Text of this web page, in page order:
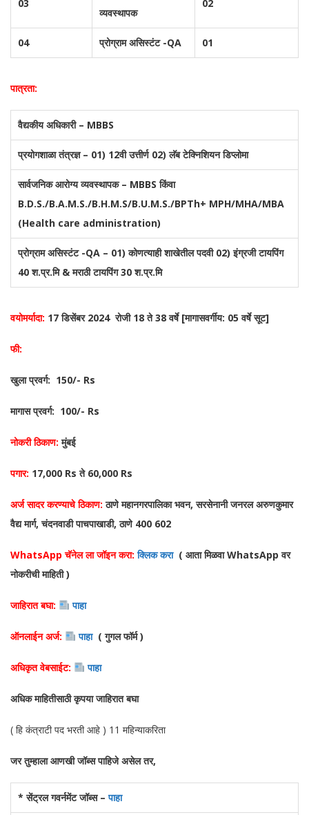
03
व्यवस्थापक
02
04 प्रोग्राम असिस्टंट -QA 01
पात्रता:
वैद्यकीय अधिकारी – MBBS
प्रयोगशाळा तंत्रज्ञ – 01) 12वी उत्तीर्ण 02) लॅब टेक्निशियन डिप्लोमा
सार्वजनिक आरोग्य व्यवस्थापक – MBBS किंवा
B.D.S./B.A.M.S./B.H.M.S/B.U.M.S./BPTh+ MPH/MHA/MBA
(Health care administration)
प्रोग्राम असिस्टंट -QA – 01) कोणत्याही शाखेतील पदवी 02) इंग्रजी टायपिंग
40 श.प्र.मि & मराठी टायपिंग 30 श.प्र.मि
वयोमर्यादा: 17 डिसेंबर 2024 रोजी 18 ते 38 वर्षे [मागासवर्गीय: 05 वर्षे सूट]
फी:
खुला प्रवर्ग: 150/- Rs
मागास प्रवर्ग: 100/- Rs
नोकरी ठिकाण: मुंबई
पगार: 17,000 Rs ते 60,000 Rs
अर्ज सादर करण्याचे ठिकाण: ठाणे महानगरपालिका भवन, सरसेनानी जनरल अरुणकुमार
वैद्य मार्ग, चंदनवाडी पाचपाखाडी, ठाणे 400 602
WhatsApp चॅनेल ला जॉइन करा: क्लिक करा ( आता मिळवा WhatsApp वर
नोकरीची माहिती )
जाहिरात बघा: पाहा
ऑनलाईन अर्ज: पाहा ( गुगल फॉर्म )
अधिकृत वेबसाईट: पाहा
अधिक माहितीसाठी कृपया जाहिरात बघा
( हि कंत्राटी पद भरती आहे ) 11 महिन्याकरिता
जर तुम्हाला आणखी जॉब्स पाहिजे असेल तर,
* सेंट्रल गवर्नमेंट जॉब्स –पाहा